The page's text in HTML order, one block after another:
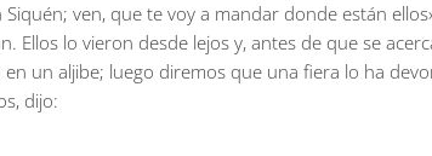
ven, que te voy a mandar donde están
Ellos lo vieron desde lejos y, antes de que se
un aljibe; luego diremos que una fiera lo ha
dijo: